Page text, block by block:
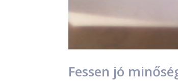
Fessen jó